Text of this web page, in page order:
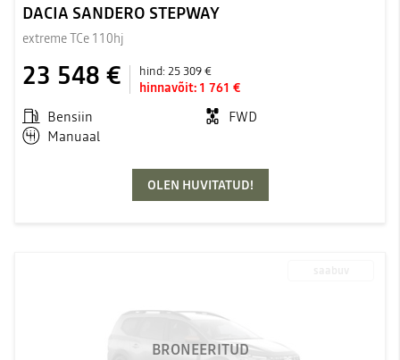
DACIA SANDERO STEPWAY
extreme TCe 110hj
23 548 € hind:25 309 €
hinnavõit: 1 761 €
Bensiin
FWD
Manuaal
OLEN HUVITATUD!
BRONEERITUD